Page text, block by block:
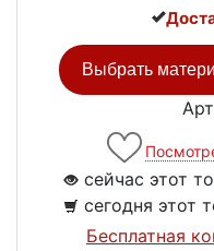
Выбрать
сейчас этот
сегодня этот
Бесплатная